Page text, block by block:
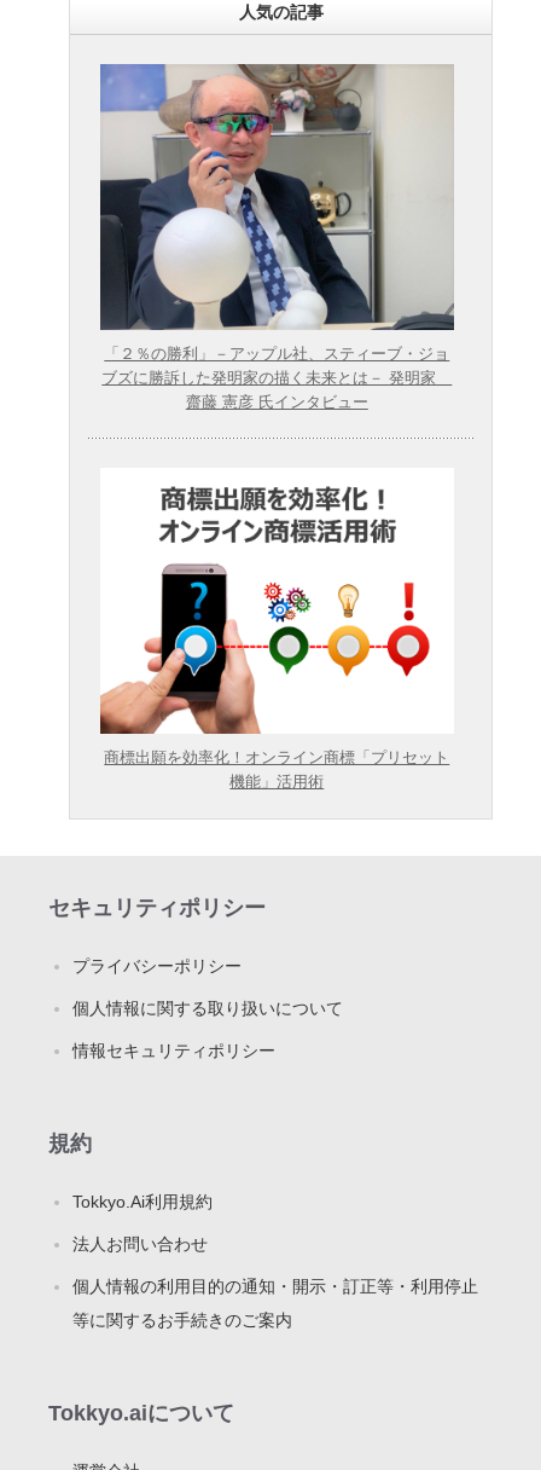
人気の記事
「２％の勝利」－アップル社、スティーブ・ジョ
ブズに勝訴した発明家の描く未来とは－ 発明家
齋藤 憲彦 氏インタビュー
商標出願を効率化！オンライン商標「プリセット
機能」活用術
セキュリティポリシー
プライバシーポリシー
個人情報に関する取り扱いについて
情報セキュリティポリシー
規約
Tokkyo.Ai利用規約
法人お問い合わせ
個人情報の利用目的の通知・開示・訂正等・利用停止
等に関するお手続きのご案内
Tokkyo.aiについて